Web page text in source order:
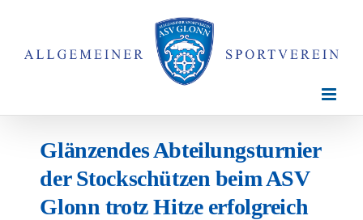
springen
Glänzendes Abteilungsturnier
der Stockschützen beim ASV
Glonn trotz Hitze erfolgreich